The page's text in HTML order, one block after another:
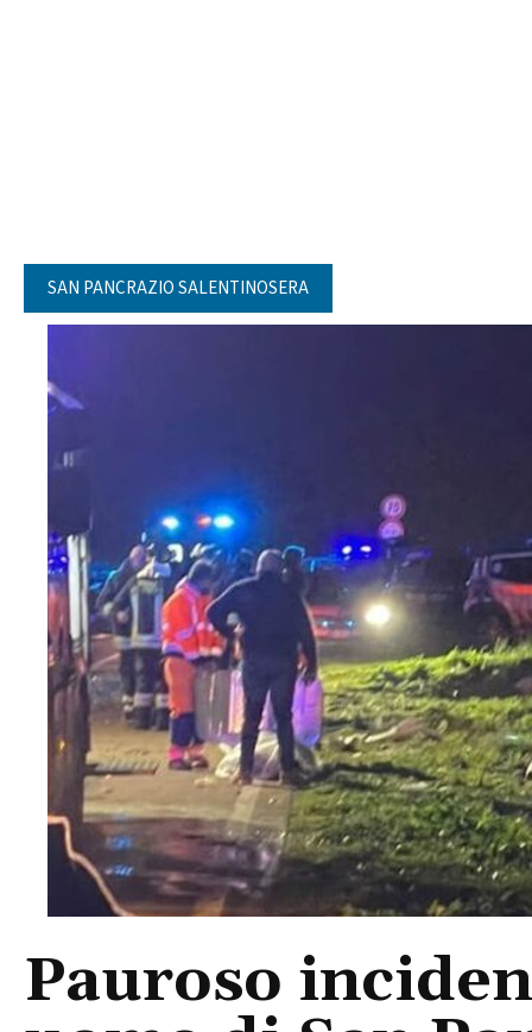
SAN PANCRAZIO SALENTINOSERA
Pauroso